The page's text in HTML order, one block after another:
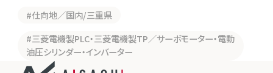
#仕向地／国内/三重県
#三菱電機製PLC・三菱電機製TP／サーボモーター・電動
油圧シリンダー・インバーター